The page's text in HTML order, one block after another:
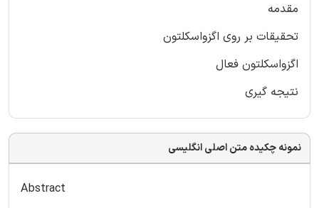
مقدمه
تحقیقات بر روی اگزواسکلتون
اگزواسکلتون فعال
نتیجه گیری
نمونه چکیده متن اصلی انگلیسی
Abstract